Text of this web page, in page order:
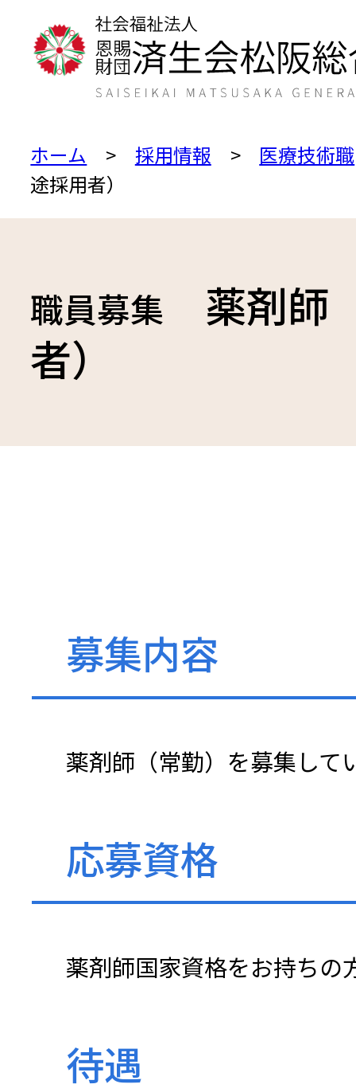
文字サイズ 小さく 標
ホーム 採用情報
医療技術職
途採用者）
職員募集
薬剤師
者）
募集内容
薬剤師（常勤）を募集して
応募資格
薬剤師国家資格をお持ちの
待遇